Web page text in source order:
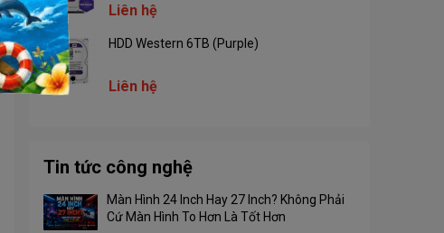
Mã sản suấtLiên hệ
HDD Western 6TB (Purple)
Liên hệ
Tin tức công nghệ
Màn Hình 24 Inch Hay 27 Inch? Không Phải
Cứ Màn Hình To Hơn Là Tốt Hơn